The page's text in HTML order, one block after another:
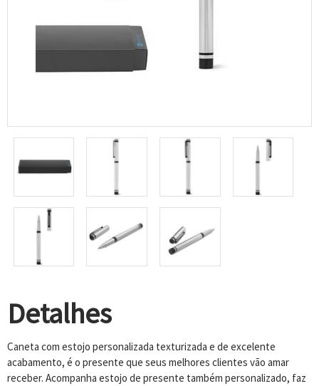
Detalhes
Caneta com estojo personalizada texturizada e de excelente
acabamento, é o presente que seus melhores clientes vão amar
receber. Acompanha estojo de presente também personalizado, faz